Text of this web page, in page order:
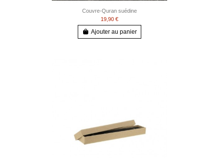
Couvre-Quran suédine
19,90 €
Ajouter au panier